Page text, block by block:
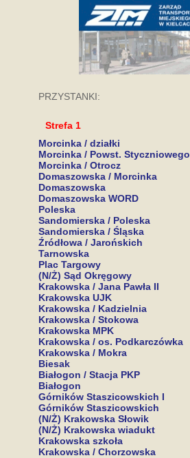
PRZYSTANKI:
Strefa 1
Morcinka / działki
Morcinka / Powst. Styczniowego
Morcinka / Otrocz
Domaszowska / Morcinka
Domaszowska
Domaszowska WORD
Poleska
Sandomierska / Poleska
Sandomierska / Śląska
Źródłowa / Jarońskich
Tarnowska
Plac Targowy
(N/Ż) Sąd Okręgowy
Krakowska / Jana Pawła II
Krakowska UJK
Krakowska / Kadzielnia
Krakowska / Stokowa
Krakowska MPK
Krakowska / os. Podkarczówka
Krakowska / Mokra
Biesak
Białogon / Stacja PKP
Białogon
Górników Staszicowskich I
Górników Staszicowskich
(N/Ż) Krakowska Słowik
(N/Ż) Krakowska wiadukt
Krakowska szkoła
Krakowska / Chorzowska